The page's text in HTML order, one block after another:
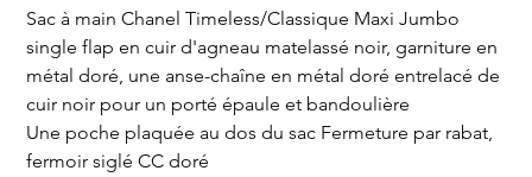
Sac à main Chanel Timeless/Classique Maxi Jumbo
single flap en cuir d'agneau matelassé noir, garniture en
métal doré, une anse-chaîne en métal doré entrelacé de
cuir noir pour un porté épaule et bandoulière
Une poche plaquée au dos du sac Fermeture par rabat,
fermoir siglé CC doré